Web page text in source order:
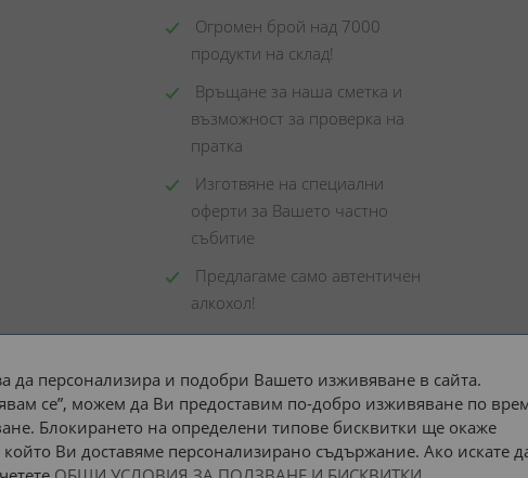
Огромен брой над 7000
продукти на склад!
Връщане за наша сметка и
възможност за проверка на
пратка
Изготвяне на специални
оферти за Вашето частно
събитие
Предлагаме само автентичен
алкохол!
Доставка до адрес с: или
да персонализира и подобри Вашето изживяване в сайта.
се”, можем да Ви предоставим по-добро изживяване по
Блокирането на определени типове бисквитки ще окаже
Ви доставяме персонализирано съдържание. Ако искате